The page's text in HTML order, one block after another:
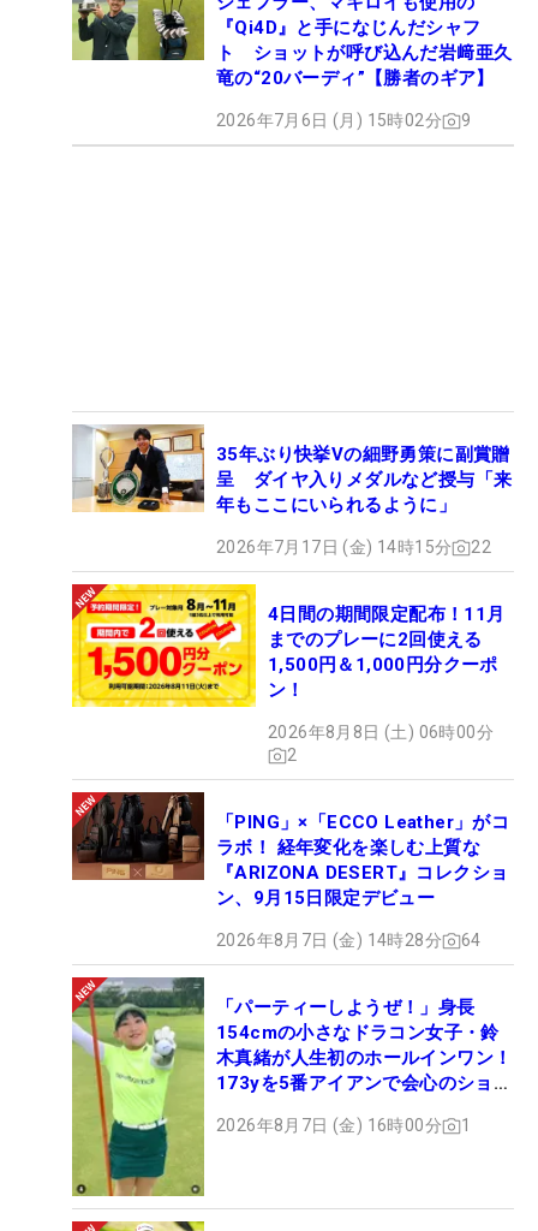
『Qi4D』と手になじんだシャフ
ト ショットが呼び込んだ岩﨑亜久
竜の“20バーディ”【勝者のギア】
2026年7月6日 (月) 15時02分 9
35年ぶり快挙Vの細野勇策に副賞贈
呈 ダイヤ入りメダルなど授与「来
年もここにいられるように」
2026年7月17日 (金) 14時15分 22
4日間の期間限定配布！11月
までのプレーに2回使える
1,500円＆1,000円分クーポ
ン！
2026年8月8日 (土) 06時00分
2
「PING」×「ECCO Leather」がコ
ラボ！ 経年変化を楽しむ上質な
『ARIZONA DESERT』コレクショ
ン、9月15日限定デビュー
2026年8月7日 (金) 14時28分 64
「パーティーしようぜ！」身長
154cmの小さなドラコン女子・鈴
木真緒が人生初のホールインワン！
173yを5番アイアンで会心のショッ
2026年8月7日 (金) 16時00分 1